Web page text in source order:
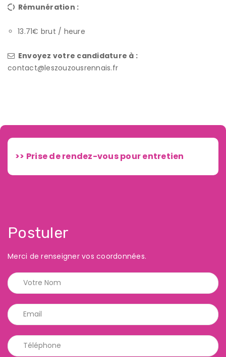
Rémunération :
13.71€ brut / heure
Envoyez votre candidature à :
contact@leszouzousrennais.fr
>> Prise de rendez-vous pour entretien
Postuler
Merci de renseigner vos coordonnées.